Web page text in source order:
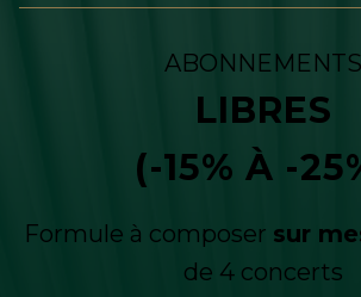
ABONNEMENTS
LIBRES
(-15% À -
Formule à composer sur
de 4 concerts